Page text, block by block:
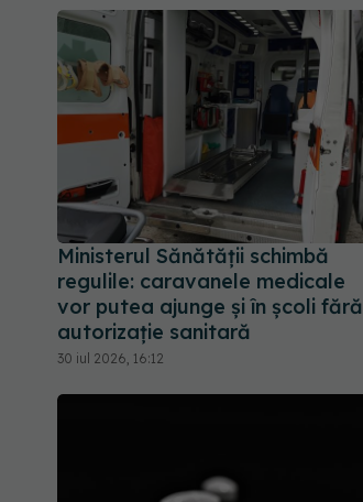
Ministerul Sănătății schimbă
regulile: caravanele medicale
vor putea ajunge și în școli fără
autorizație sanitară
30 iul 2026, 16:12